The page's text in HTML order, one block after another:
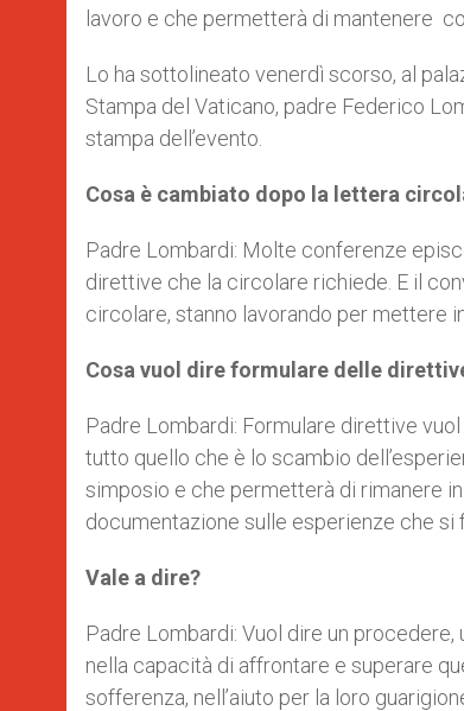
lavoro e che permetterà di mantenere
Lo ha sottolineato venerdì scorso, al
Stampa del Vaticano, padre Federico
stampa dell’evento.
Cosa è cambiato dopo la lettera
Padre Lombardi: Molte conferenze
direttive che la circolare richiede. E il
circolare, stanno lavorando per mettere
Cosa vuol dire formulare delle
Padre Lombardi: Formulare direttive
tutto quello che è lo scambio
simposio e che permetterà di rimanere
documentazione sulle esperienze che si
Vale a dire?
Padre Lombardi: Vuol dire un
nella capacità di affrontare e superare
sofferenza, nell’aiuto per la loro